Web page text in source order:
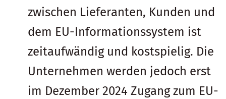
zwischen Lieferanten, Kunden und
dem EU-Informationssystem ist
zeitaufwändig und kostspielig. Die
Unternehmen werden jedoch erst
im Dezember 2024 Zugang zum EU-